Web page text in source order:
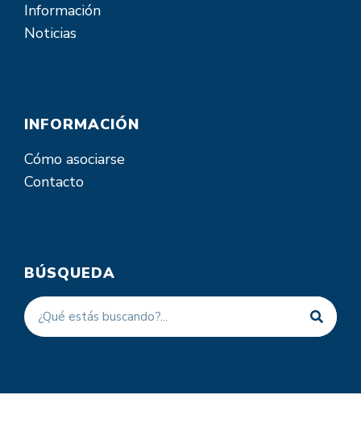
Información
Noticias
INFORMACIÓN
Cómo asociarse
Contacto
BÚSQUEDA